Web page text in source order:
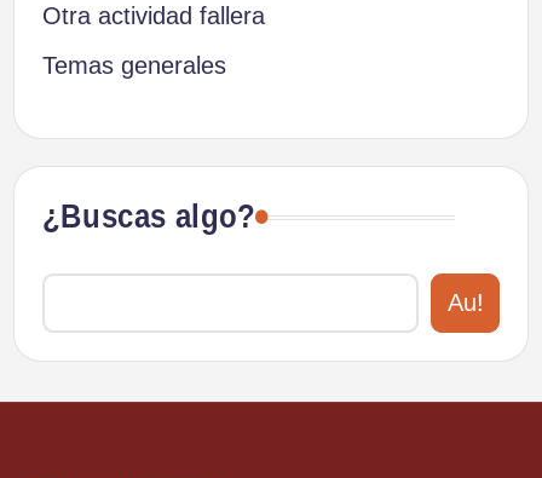
Otra actividad fallera
Temas generales
¿Buscas algo?
Au!